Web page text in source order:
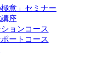
意」セミナー
座
ョンコース
ートコース